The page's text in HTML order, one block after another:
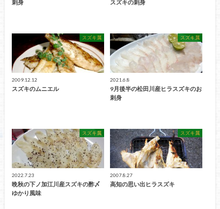
刺身 スズキの刺身
スズキ属
2009.12.12
スズキのムニエル
スズキ属
2021.6.8
9月後半の松田川産ヒラスズキのお
刺身
スズキ属
2022.7.23
晩秋の下ノ加江川産スズキの酢〆
ゆかり風味
スズキ属
2007.8.27
高知の思い出ヒラスズキ